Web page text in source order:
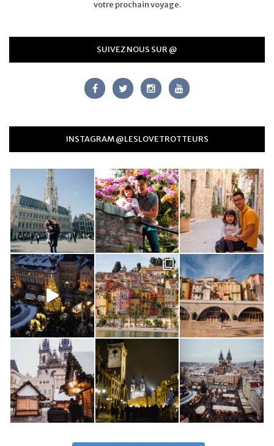
votre prochain voyage.
SUIVEZ NOUS SUR @
INSTAGRAM @LESLOVETROTTEURS